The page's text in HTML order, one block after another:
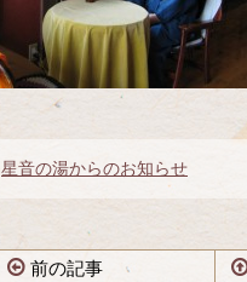
星音の湯からのお知らせ
前の記事